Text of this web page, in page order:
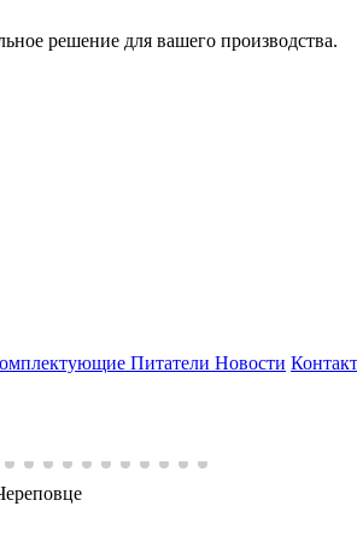
решение для вашего производства.
Питатели Новости